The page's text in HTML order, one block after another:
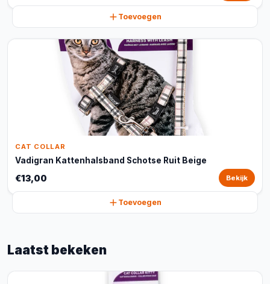
Toevoegen
CAT COLLAR
Vadigran Kattenhalsband Schotse Ruit Beige
€13,00 Bekijk
Toevoegen
Laatst bekeken